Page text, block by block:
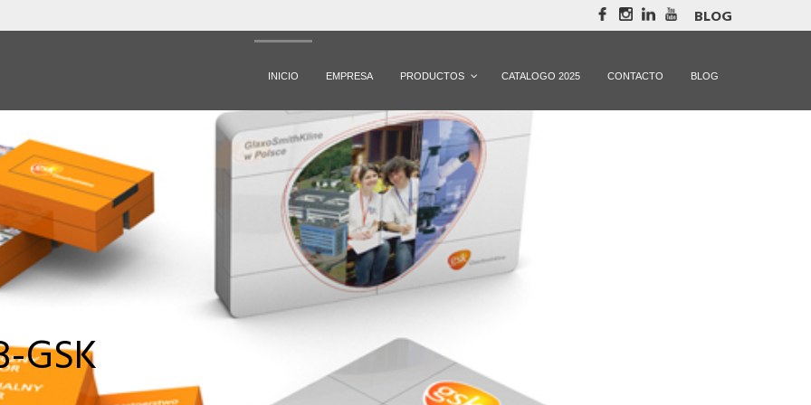
BLOG
INICIO EMPRESA PRODUCTOS CATALOGO 2025 CONTACTO BLOG
GSK